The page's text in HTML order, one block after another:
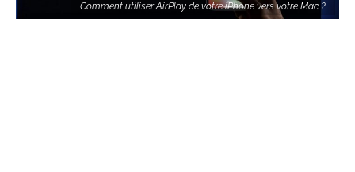
Comment utiliser AirPlay de votre iPhone vers votre Mac ?